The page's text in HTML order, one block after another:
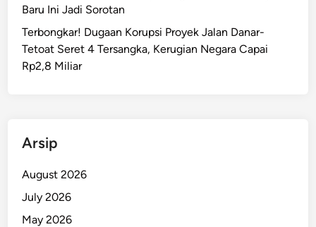
n
t
Baru Ini Jadi Sorotan
Terbongkar! Dugaan Korupsi Proyek Jalan Danar-
Tetoat Seret 4 Tersangka, Kerugian Negara Capai
Rp2,8 Miliar
Arsip
August 2026
July 2026
May 2026